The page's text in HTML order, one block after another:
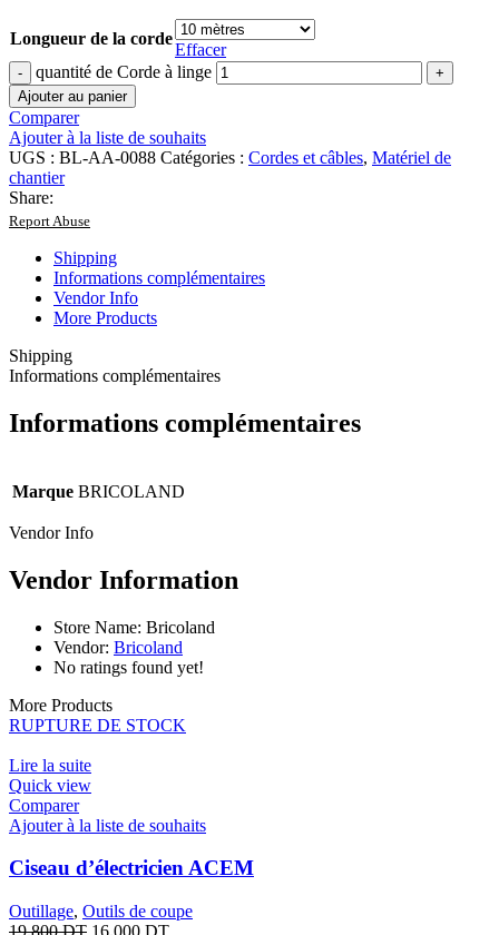
Longueur de la corde
Effacer
quantité de Corde à linge
Ajouter au panier
Comparer
Ajouter à la liste de souhaits
UGS : BL-AA-0088 Catégories : Cordes et câbles, Matériel de
chantier
Share:
Report Abuse
Shipping
Informations complémentaires
Vendor Info
More Products
Shipping
Informations complémentaires
Informations complémentaires
Marque BRICOLAND
Vendor Info
Vendor Information
Store Name: Bricoland
Vendor: Bricoland
No ratings found yet!
More Products
RUPTURE DE STOCK
Lire la suite
Quick view
Comparer
Ajouter à la liste de souhaits
Ciseau d’électricien ACEM
Outillage, Outils de coupe
19.800DT 16.000 DT